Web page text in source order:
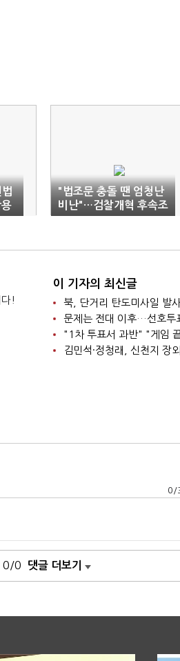
법
"법조문 충돌 땐 엄청난
비난"…검찰개혁 후속조
치 당부
!
이 기자의 최신글
북, 단거리 탄도미사일 발
문제는 전대 이후…선호투
"1차 투표서 과반" "게임
김민석·정청래, 신천지
0 /
0/0 댓글 더보기